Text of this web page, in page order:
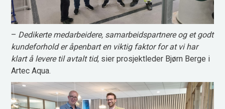
– Dedikerte medarbeidere, samarbeidspartnere og et godt
kundeforhold er åpenbart en viktig faktor for at vi har
klart å levere til avtalt tid, sier prosjektleder Bjørn Berge i
Artec Aqua.